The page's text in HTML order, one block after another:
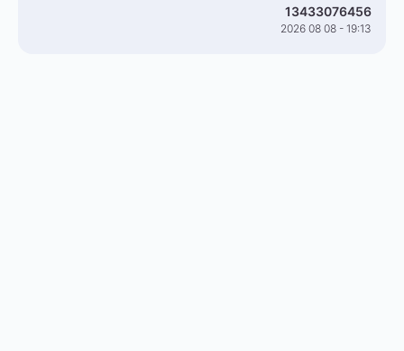
13433076456
2026 08 08 - 19:13